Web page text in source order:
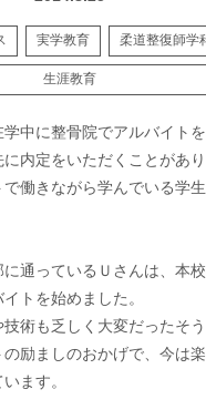
実学教育 柔道整復師学
生涯教育
中に整骨院でアルバイト
内定をいただくことがあり
働きながら学んでいる学
通っているＵさんは、本
トを始めました。
術も乏しく大変だったそ
励ましのおかげで、今は
ます。